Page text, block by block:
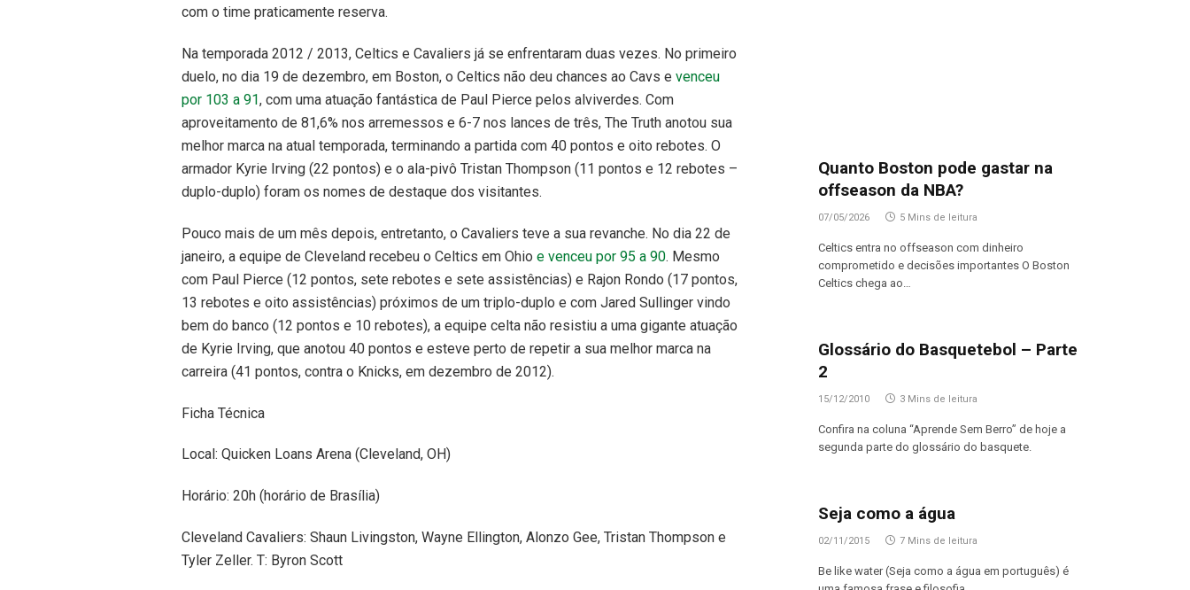
com o time praticamente reserva.
Na temporada 2012 / 2013, Celtics e Cavaliers já se enfrentaram duas vezes. No primeiro
duelo, no dia 19 de dezembro, em Boston, o Celtics não deu chances ao Cavs e venceu
por 103 a 91, com uma atuação fantástica de Paul Pierce pelos alviverdes. Com
aproveitamento de 81,6% nos arremessos e 6-7 nos lances de três, The Truth anotou sua
melhor marca na atual temporada, terminando a partida com 40 pontos e oito rebotes. O
armador Kyrie Irving (22 pontos) e o ala-pivô Tristan Thompson (11 pontos e 12 rebotes –
duplo-duplo) foram os nomes de destaque dos visitantes.
Pouco mais de um mês depois, entretanto, o Cavaliers teve a sua revanche. No dia 22 de
janeiro, a equipe de Cleveland recebeu o Celtics em Ohio e venceu por 95 a 90. Mesmo
com Paul Pierce (12 pontos, sete rebotes e sete assistências) e Rajon Rondo (17 pontos,
13 rebotes e oito assistências) próximos de um triplo-duplo e com Jared Sullinger vindo
bem do banco (12 pontos e 10 rebotes), a equipe celta não resistiu a uma gigante atuação
de Kyrie Irving, que anotou 40 pontos e esteve perto de repetir a sua melhor marca na
carreira (41 pontos, contra o Knicks, em dezembro de 2012).
Ficha Técnica
Local: Quicken Loans Arena (Cleveland, OH)
Horário: 20h (horário de Brasília)
Cleveland Cavaliers: Shaun Livingston, Wayne Ellington, Alonzo Gee, Tristan Thompson e
Tyler Zeller. T: Byron Scott
Quanto Boston pode gastar na
offseason da NBA?
07/05/2026 5 Mins de leitura
Celtics entra no offseason com dinheiro
comprometido e decisões importantes O Boston
Celtics chega ao…
Glossário do Basquetebol – Parte
2
15/12/2010 3 Mins de leitura
Confira na coluna “Aprende Sem Berro” de hoje a
segunda parte do glossário do basquete.
Seja como a água
02/11/2015 7 Mins de leitura
Be like water (Seja como a água em português) é